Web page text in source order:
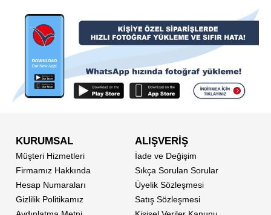
KURUMSAL
Müşteri Hizmetleri
Firmamız Hakkında
Hesap Numaraları
Gizlilik Politikamız
ALIŞVERİŞ
İade ve Değişim
Sıkça Sorulan Sorular
Üyelik Sözleşmesi
Satış Sözleşmesi